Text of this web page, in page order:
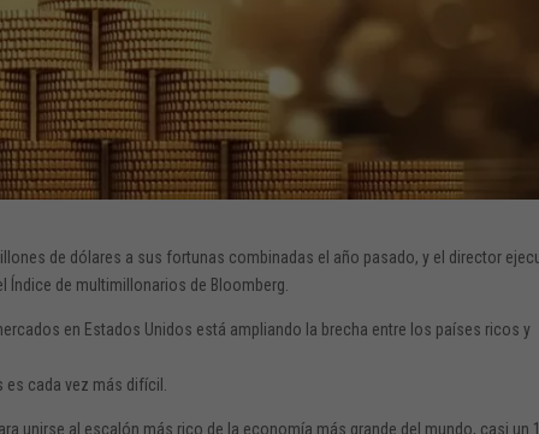
de dólares a sus fortunas combinadas el año pasado, y el director
Índice de multimillonarios de Bloomberg.
en Estados Unidos está ampliando la brecha entre los países ricos y
cada vez más difícil.
unirse al escalón más rico de la economía más grande del mundo, casi un